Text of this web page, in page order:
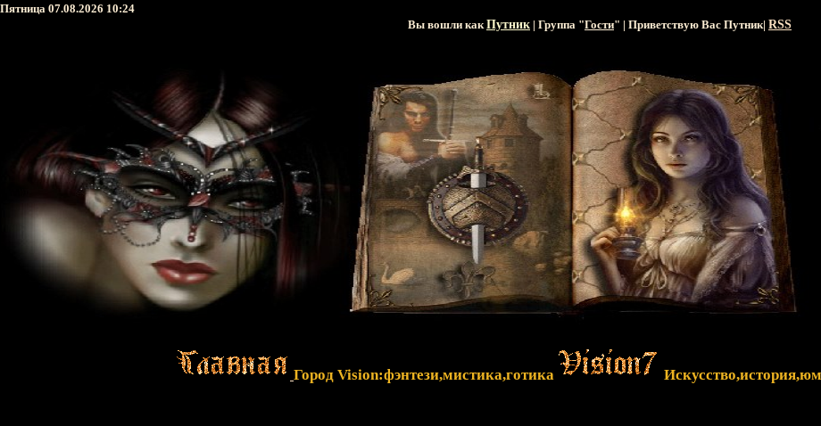
Пятница 07.08.2026 10:24
Вы вошли какПутник | Группа "Гости" | Приветствую Вас Путник| RSS
Город Vision:фэнтези,мистика,готика